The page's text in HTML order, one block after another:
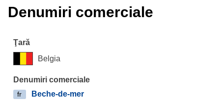
Denumiri comerciale
Belgia
fr Beche-de-mer